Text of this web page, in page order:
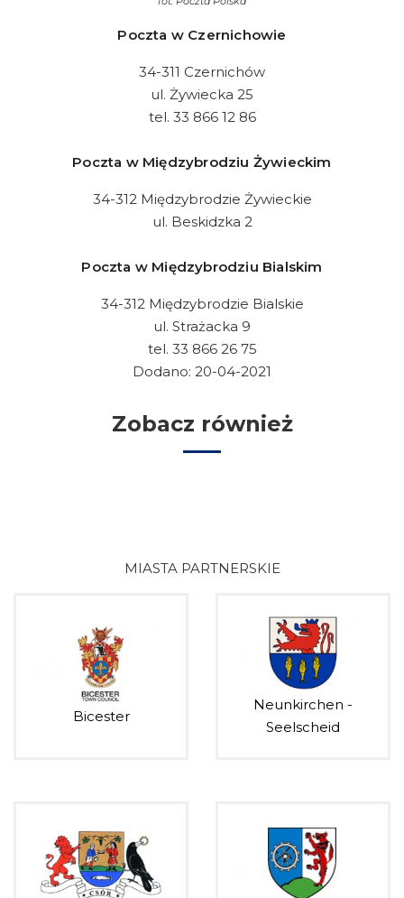
Poczta w Czernichowie
34-311 Czernichów
ul. Żywiecka 25
tel. 33 866 12 86
Poczta w Międzybrodziu Żywieckim
34-312 Międzybrodzie Żywieckie
ul. Beskidzka 2
Poczta w Międzybrodziu Bialskim
34-312 Międzybrodzie Bialskie
ul. Strażacka 9
tel. 33 866 26 75
Dodano: 20-04-2021
Zobacz również
MIASTA PARTNERSKIE
Bicester
Neunkirchen -
Seelscheid